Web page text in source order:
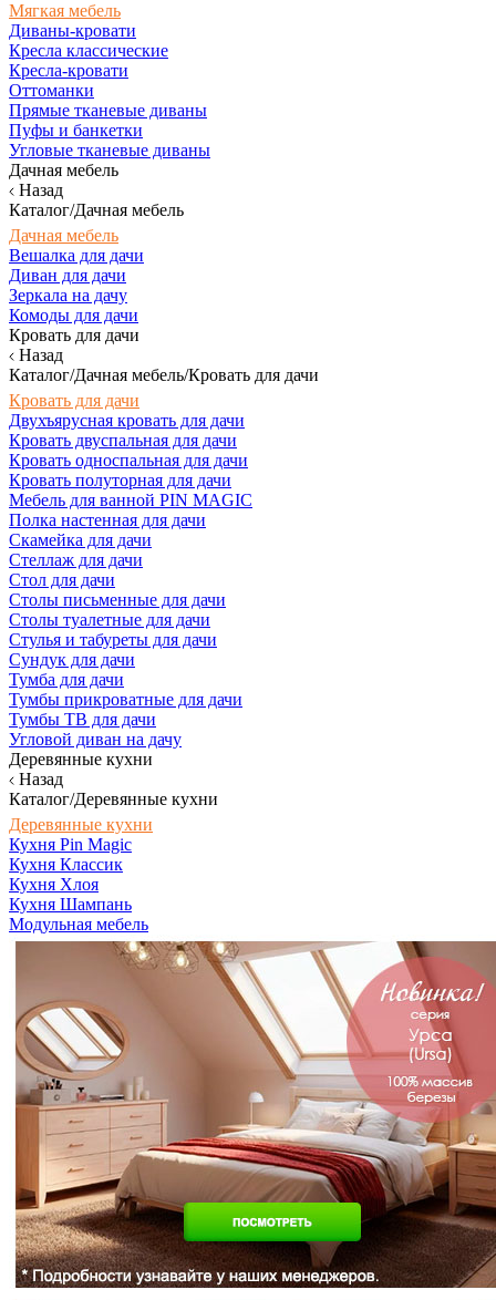
Мягкая мебель
Диваны-кровати
Кресла классические
Кресла-кровати
Оттоманки
Прямые тканевые диваны
Пуфы и банкетки
Угловые тканевые диваны
Дачная мебель
Назад
Каталог/Дачная мебель
Дачная мебель
Вешалка для дачи
Диван для дачи
Зеркала на дачу
Комоды для дачи
Кровать для дачи
Назад
Каталог/Дачная мебель/Кровать для дачи
Кровать для дачи
Двухъярусная кровать для дачи
Кровать двуспальная для дачи
Кровать односпальная для дачи
Кровать полуторная для дачи
Мебель для ванной PIN MAGIC
Полка настенная для дачи
Скамейка для дачи
Стеллаж для дачи
Стол для дачи
Столы письменные для дачи
Столы туалетные для дачи
Стулья и табуреты для дачи
Сундук для дачи
Тумба для дачи
Тумбы прикроватные для дачи
Тумбы ТВ для дачи
Угловой диван на дачу
Деревянные кухни
Назад
Каталог/Деревянные кухни
Деревянные кухни
Кухня Pin Magic
Кухня Классик
Кухня Хлоя
Кухня Шампань
Модульная мебель